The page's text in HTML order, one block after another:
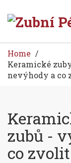
Home
Keramické
nevýhody a co
zubů -
co zvolit